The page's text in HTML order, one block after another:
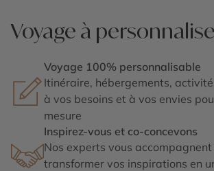
Voyage à
Voyage 100% personnalisable
Itinéraire, hébergements,
à vos besoins et à vos envies
mesure
Inspirez-vous et co-concevons
Nos experts vous
transformer vos inspirations en